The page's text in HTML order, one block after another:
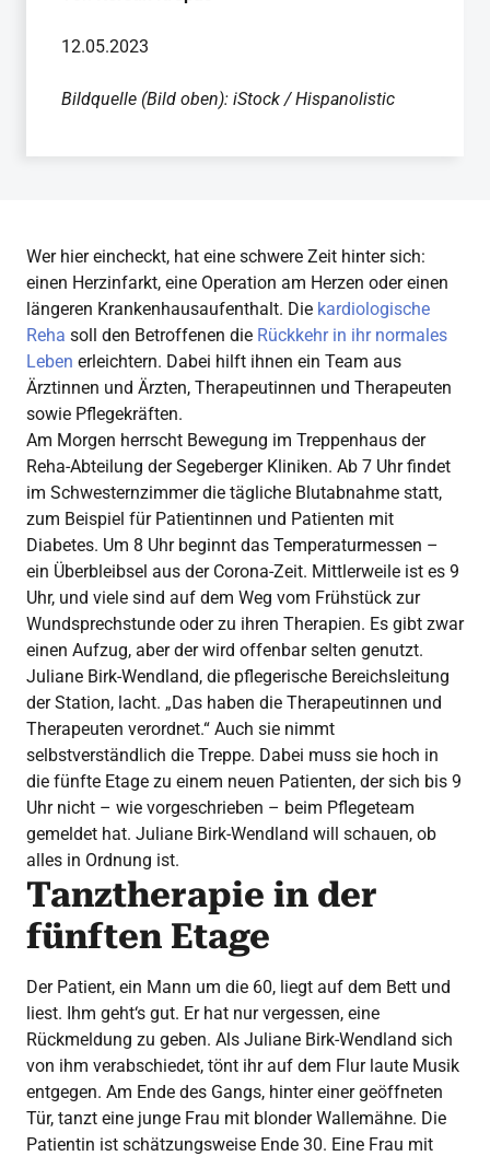
12.05.2023
Bildquelle (Bild oben): iStock / Hispanolistic
Wer hier eincheckt, hat eine schwere Zeit hinter sich:
einen Herzinfarkt, eine Operation am Herzen oder einen
längeren Krankenhausaufenthalt. Die kardiologische
Reha soll den Betroffenen die Rückkehr in ihr normales
Leben erleichtern. Dabei hilft ihnen ein Team aus
Ärztinnen und Ärzten, Therapeutinnen und Therapeuten
sowie Pflegekräften.
Am Morgen herrscht Bewegung im Treppenhaus der
Reha-Abteilung der Segeberger Kliniken. Ab 7 Uhr findet
im Schwesternzimmer die tägliche Blutabnahme statt,
zum Beispiel für Patientinnen und Patienten mit
Diabetes. Um 8 Uhr beginnt das Temperaturmessen –
ein Überbleibsel aus der Corona-Zeit. Mittlerweile ist es 9
Uhr, und viele sind auf dem Weg vom Frühstück zur
Wundsprechstunde oder zu ihren Therapien. Es gibt zwar
einen Aufzug, aber der wird offenbar selten genutzt.
Juliane Birk-Wendland, die pflegerische Bereichsleitung
der Station, lacht. „Das haben die Therapeutinnen und
Therapeuten verordnet.“ Auch sie nimmt
selbstverständlich die Treppe. Dabei muss sie hoch in
die fünfte Etage zu einem neuen Patienten, der sich bis 9
Uhr nicht – wie vorgeschrieben – beim Pflegeteam
gemeldet hat. Juliane Birk-Wendland will schauen, ob
alles in Ordnung ist.
Tanztherapie in der
fünften Etage
Der Patient, ein Mann um die 60, liegt auf dem Bett und
liest. Ihm geht‘s gut. Er hat nur vergessen, eine
Rückmeldung zu geben. Als Juliane Birk-Wendland sich
von ihm verabschiedet, tönt ihr auf dem Flur laute Musik
entgegen. Am Ende des Gangs, hinter einer geöffneten
Tür, tanzt eine junge Frau mit blonder Wallemähne. Die
Patientin ist schätzungsweise Ende 30. Eine Frau mit